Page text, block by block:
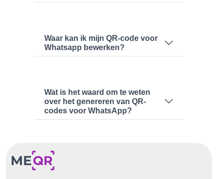
Waar kan ik mijn QR-code voor
Whatsapp bewerken?
Wat is het waard om te weten
over het genereren van QR-
codes voor WhatsApp?